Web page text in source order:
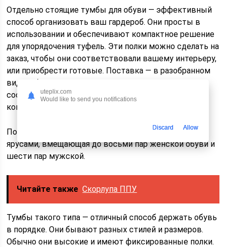
Отдельно стоящие тумбы для обуви — эффективный
способ организовать ваш гардероб. Они просты в
использовании и обеспечивают компактное решение
для упорядочения туфель. Эти полки можно сделать на
заказ, чтобы они соответствовали вашему интерьеру,
или приобрести готовые. Поставка — в разобранном
виде. Сборку можете произвести сами, если имеете
соответствующие навыки. Более того, в каждом
комплекте есть схема сборки.
Популярным вариантом является обувница с двумя
ярусами, вмещающая до восьми пар женской обуви и
шести пар мужской.
Читайте также Скорлупа ППУ
Тумбы такого типа — отличный способ держать обувь
в порядке. Они бывают разных стилей и размеров.
Обычно они высокие и имеют фиксированные полки.
uteplix.com
Would like to send you notifications
Discard Allow